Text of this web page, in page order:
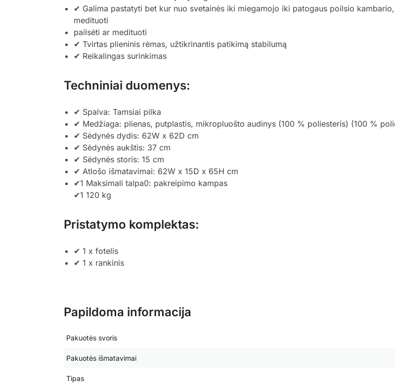
✔ Galima pastatyti bet kur nuo svetainės iki miegamojo iki patogaus poilsio
medituoti
pailsėti ar medituoti
✔ Tvirtas plieninis rėmas, užtikrinantis patikimą stabilumą
✔ Reikalingas surinkimas
Techniniai duomenys:
✔ Spalva: Tamsiai pilka
✔ Medžiaga: plienas, putplastis, mikropluošto audinys (100 % poliesteris) (100 %
✔ Sėdynės dydis: 62W x 62D cm
✔ Sėdynės aukštis: 37 cm
✔ Sėdynės storis: 15 cm
✔ Atlošo išmatavimai: 62W x 15D x 65H cm
✔1 Maksimali talpa0: pakreipimo kampas
✔1 120 kg
Pristatymo komplektas:
✔ 1 x fotelis
✔ 1 x rankinis
Papildoma informacija
Pakuotės svoris
Pakuotės išmatavimai
Tipas